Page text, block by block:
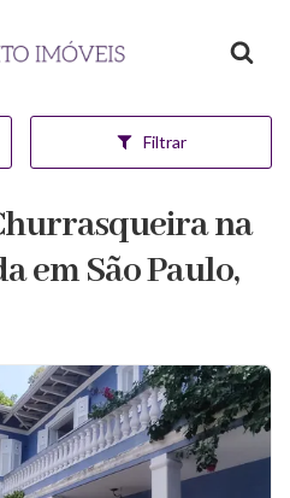
Filtrar
na
em São Paulo,